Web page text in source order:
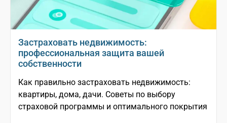
Застраховать недвижимость:
профессиональная защита вашей
собственности
Как правильно застраховать недвижимость:
квартиры, дома, дачи. Советы по выбору
страховой программы и оптимального покрытия